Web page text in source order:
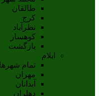
طالقان
کرج
نظرآباد
کوهسار
بازگشت
ایلام
تمام شهر‌ها
مهران
آبدانان
دهلران